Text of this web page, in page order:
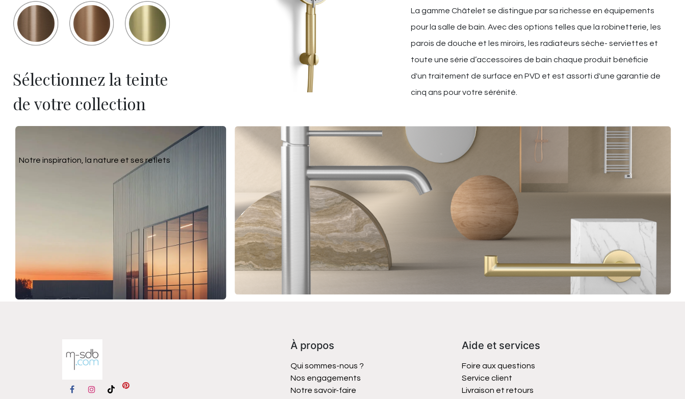
La gamme Châtelet se distingue par sa richesse en équipements
pour la salle de bain. Avec des options telles que la robinetterie, les
parois de douche et les miroirs, les radiateurs sèche- serviettes et
toute une série d’accessoires de bain chaque produit bénéficie
d'un traitement de surface en PVD et est assorti d'une garantie de
cinq ans pour votre sérénité.
Sélectionnez la teinte
de votre collection
Notre inspiration, la nature et ses reflets
À propos
Qui sommes-nous ?
Nos engagements
Notre savoir-faire
Aide et services
Foire aux questions
Service client
Livraison et retours